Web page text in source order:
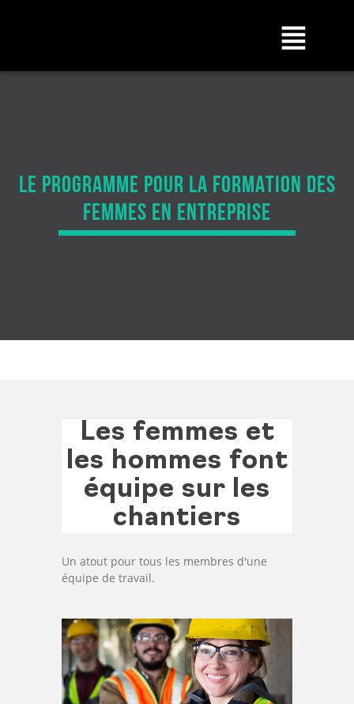
LE PROGRAMME POUR LA FORMATION DES
FEMMES EN ENTREPRISE
Les femmes et
les hommes font
équipe sur les
chantiers
Un atout pour tous les membres d'une
équipe de travail.